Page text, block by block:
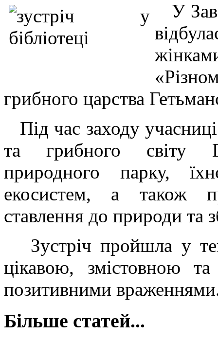
У
грибного царства
Під час заходу
та грибного світу
природного парку,
екосистем, а також
ставлення до природи та
Зустріч пройшла у
цікавою, змістовною
позитивними
Більше статей...